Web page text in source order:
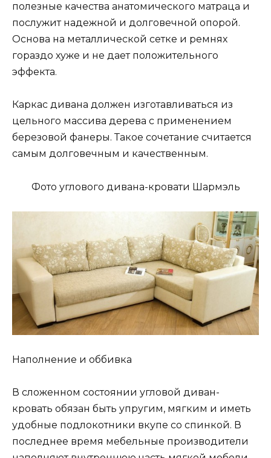
полезные качества анатомического матраца и
послужит надежной и долговечной опорой.
Основа на металлической сетке и ремнях
гораздо хуже и не дает положительного
эффекта.
Каркас дивана должен изготавливаться из
цельного массива дерева с применением
березовой фанеры. Такое сочетание считается
самым долговечным и качественным.
Фото углового дивана-кровати Шармэль
Наполнение и оббивка
В сложенном состоянии угловой диван-
кровать обязан быть упругим, мягким и иметь
удобные подлокотники вкупе со спинкой. В
последнее время мебельные производители